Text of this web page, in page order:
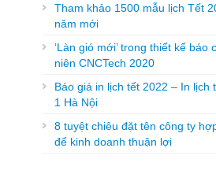
Tham khảo 1500 mẫu lịch Tết
năm mới
‘Làn gió mới’ trong thiết kế báo
niên CNCTech 2020
Báo giá in lịch tết 2022 – In lịch
1 Hà Nội
8 tuyệt chiêu đặt tên công ty
để kinh doanh thuận lợi